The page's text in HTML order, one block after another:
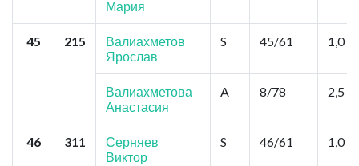
Мария
45 215
Валиахметов
Ярослав
S 45/61 1,0
Валиахметова
Анастасия
A 8/78 2,5
46 311
Серняев
Виктор
S 46/61 1,0